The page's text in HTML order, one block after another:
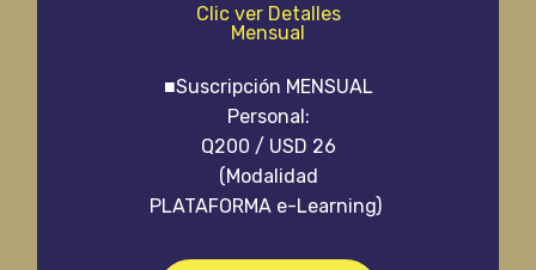
Clic ver Detalles
Mensual
■Suscripción MENSUAL
Personal:
Q200 / USD 26
(Modalidad
PLATAFORMA e-Learning)